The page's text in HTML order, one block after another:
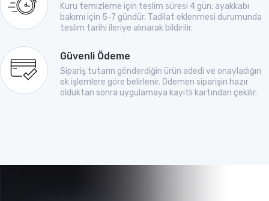
Kuru temizleme için teslim süresi 4 gün, ayakkabı
bakımı için 5-7 gündür. Tadilat eklenmesi durumunda
teslim tarihi ileriye alınarak bildirilir.
Güvenli Ödeme
Sipariş tutarın gönderdiğin ürün adedi ve onayladığın
ek işlemlere göre belirlenir. Ödemen siparişin hazır
olduktan sonra uygulamaya kayıtlı kartından çekilir.